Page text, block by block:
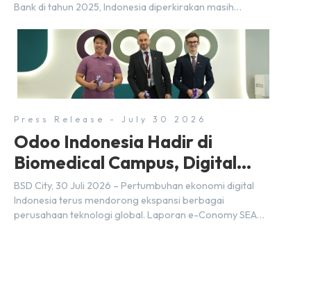
Bank di tahun 2025, Indonesia diperkirakan masih
2030 atau setara dengan 600 ribu tenaga digital baru
setiap tahunnya untuk mendukung percepatan
transformasi digital di berbagai sektor strategis.
Kebutuhan tersebut menjadikan pengembangan sumber
daya […]
Press Release - July 30 2026
Odoo Indonesia Hadir di
Biomedical Campus, Digital
Hub, BSD City
BSD City, 30 Juli 2026 – Pertumbuhan ekonomi digital
Indonesia terus mendorong ekspansi berbagai
perusahaan teknologi global. Laporan e-Conomy SEA